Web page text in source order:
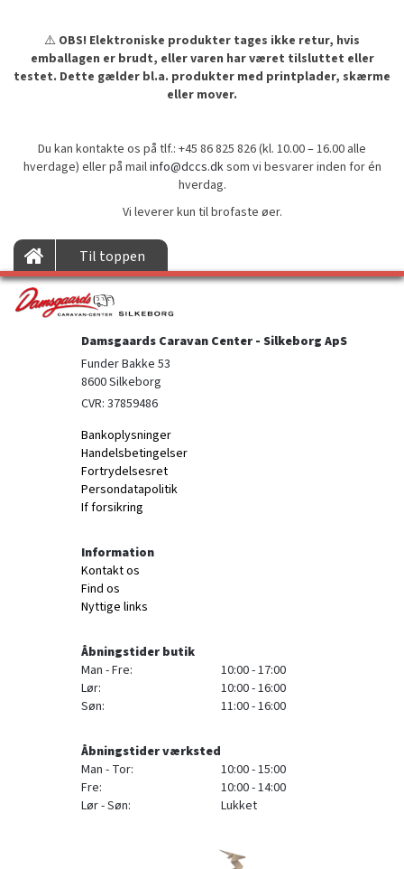
⚠️ OBS! Elektroniske produkter tages ikke retur, hvis
emballagen er brudt, eller varen har været tilsluttet eller
testet. Dette gælder bl.a. produkter med printplader, skærme
eller mover.
Du kan kontakte os på tlf.: +45 86 825 826 (kl. 10.00 – 16.00 alle
hverdage) eller på mailinfo@dccs.dksom vi besvarer inden for én
hverdag.
Vi leverer kun til brofaste øer.
Til toppen
Damsgaards Caravan Center - Silkeborg ApS
Funder Bakke 53
8600 Silkeborg
CVR: 37859486
Bankoplysninger
Handelsbetingelser
Fortrydelsesret
Persondatapolitik
If forsikring
Information
Kontakt os
Find os
Nyttige links
Åbningstider butik
Man - Fre:
10:00 - 17:00
Lør:
10:00 - 16:00
Søn:
11:00 - 16:00
Åbningstider værksted
Man - Tor:
10:00 - 15:00
Fre:
10:00 - 14:00
Lør - Søn:
Lukket